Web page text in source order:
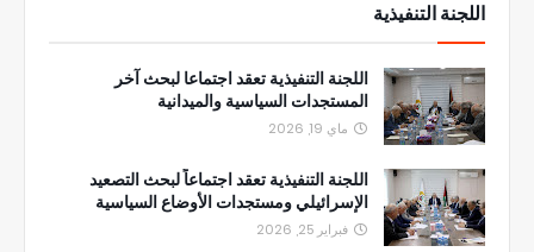
اللجنة التنفيذية
اللجنة التنفيذية تعقد اجتماعا لبحث آخر
المستجدات السياسية والميدانية
ماي 19, 2026
اللجنة التنفيذية تعقد اجتماعاً لبحث التصعيد
الإسرائيلي ومستجدات الأوضاع السياسية
فبراير 25, 2026